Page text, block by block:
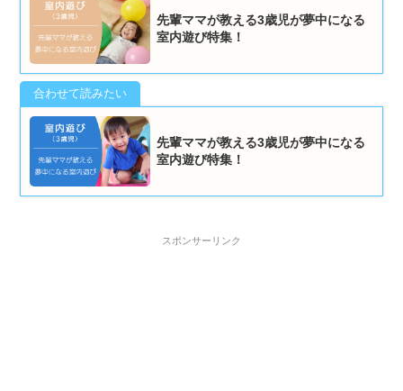
先輩ママが教える3歳児が夢中になる
室内遊び特集！
先輩ママが教える3歳児が夢中になる
室内遊び特集！
スポンサーリンク